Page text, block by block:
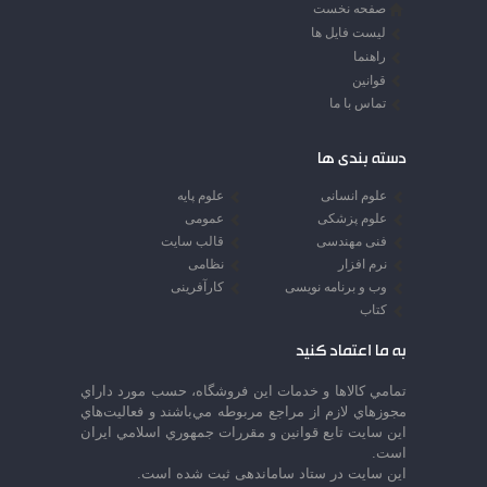
صفحه نخست
لیست فایل ها
راهنما
قوانین
تماس با ما
دسته بندی ها
علوم انسانی
علوم پایه
علوم پزشکی
عمومی
فنی مهندسی
قالب سایت
نرم افزار
نظامی
وب و برنامه نویسی
کارآفرینی
کتاب
به ما اعتماد کنید
تمامي كالاها و خدمات اين فروشگاه، حسب مورد داراي
مجوزهاي لازم از مراجع مربوطه مي‌باشند و فعاليت‌هاي
اين سايت تابع قوانين و مقررات جمهوري اسلامي ايران
است.
این سایت در ستاد ساماندهی ثبت شده است.